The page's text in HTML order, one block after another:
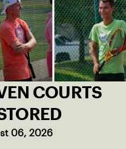
COURTS
06, 2026